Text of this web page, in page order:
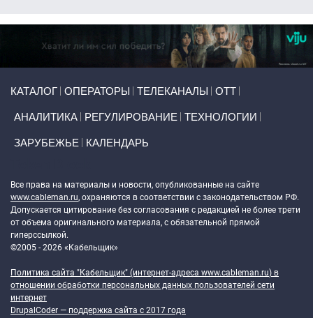
КАТАЛОГ ОПЕРАТОРЫ ТЕЛЕКАНАЛЫ ОТТ
АНАЛИТИКА РЕГУЛИРОВАНИЕ ТЕХНОЛОГИИ
ЗАРУБЕЖЬЕ КАЛЕНДАРЬ
Все права на материалы и новости, опубликованные на сайте
www.cableman.ru, охраняются в соответствии с законодательством РФ.
Допускается цитирование без согласования с редакцией не более трети
от объема оригинального материала, с обязательной прямой
гиперссылкой.
©2005 - 2026 «Кабельщик»
Политика сайта "Кабельщик" (интернет-адреса www.cableman.ru) в
отношении обработки персональных данных пользователей сети
интернет
DrupalCoder — поддержка сайта c 2017 года